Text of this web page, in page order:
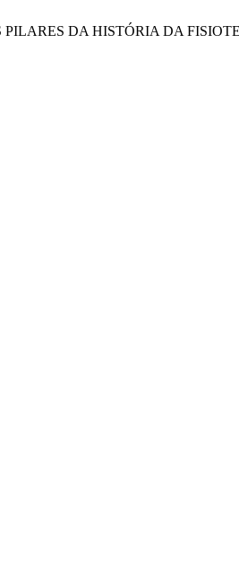
PILARES DA HISTÓRIA DA